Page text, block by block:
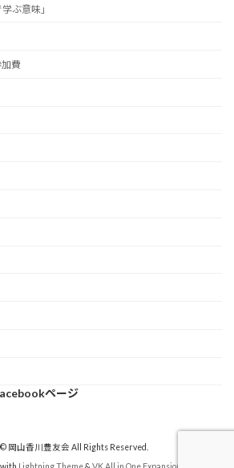
ぶ意味」
費
ページ
岡山香川豊友会 All Rights Reserved.